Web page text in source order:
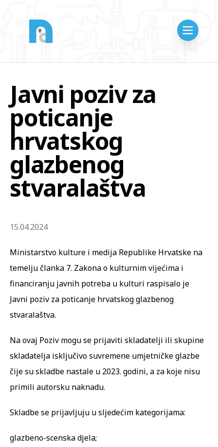
Javni poziv za
poticanje
hrvatskog
glazbenog
stvaralaštva
15.04.2024
Ministarstvo kulture i medija Republike Hrvatske na
temelju članka 7. Zakona o kulturnim vijećima i
financiranju javnih potreba u kulturi raspisalo je
Javni poziv za poticanje hrvatskog glazbenog
stvaralaštva.
Na ovaj Poziv mogu se prijaviti skladatelji ili skupine
skladatelja isključivo suvremene umjetničke glazbe
čije su skladbe nastale u 2023. godini, a za koje nisu
primili autorsku naknadu.
Skladbe se prijavljuju u sljedećim kategorijama:
glazbeno-scenska djela;